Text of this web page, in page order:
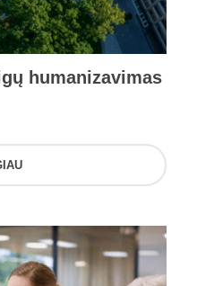
humanizavimas